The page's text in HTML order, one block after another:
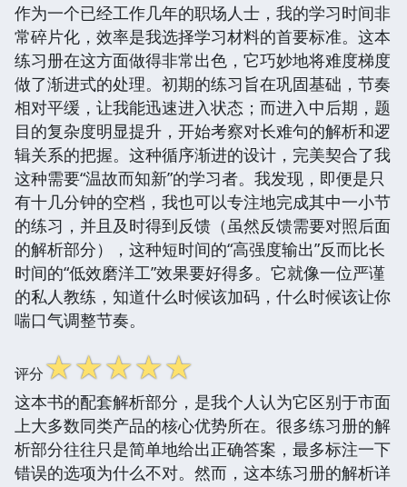
作为一个已经工作几年的职场人士，我的学习时间非
常碎片化，效率是我选择学习材料的首要标准。这本
练习册在这方面做得非常出色，它巧妙地将难度梯度
做了渐进式的处理。初期的练习旨在巩固基础，节奏
相对平缓，让我能迅速进入状态；而进入中后期，题
目的复杂度明显提升，开始考察对长难句的解析和逻
辑关系的把握。这种循序渐进的设计，完美契合了我
这种需要“温故而知新”的学习者。我发现，即便是只
有十几分钟的空档，我也可以专注地完成其中一小节
的练习，并且及时得到反馈（虽然反馈需要对照后面
的解析部分），这种短时间的“高强度输出”反而比长
时间的“低效磨洋工”效果要好得多。它就像一位严谨
的私人教练，知道什么时候该加码，什么时候该让你
喘口气调整节奏。
评分☆☆☆☆☆
这本书的配套解析部分，是我个人认为它区别于市面
上大多数同类产品的核心优势所在。很多练习册的解
析部分往往只是简单地给出正确答案，最多标注一下
错误的选项为什么不对。然而，这本练习册的解析详